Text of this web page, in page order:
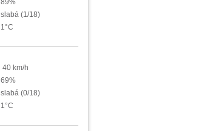
89%
slabá (1/18)
1°C
40 km/h
69%
slabá (0/18)
1°C